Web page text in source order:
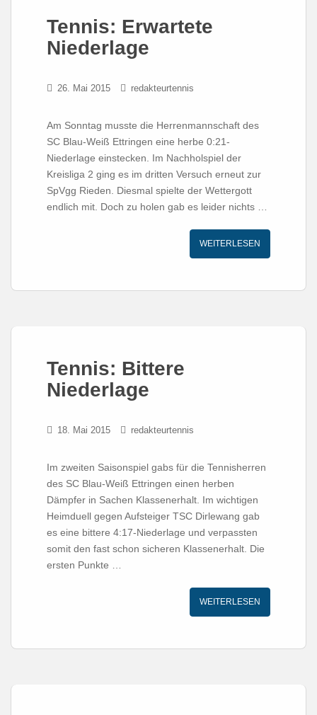
Tennis: Erwartete
Niederlage
26. Mai 2015 redakteurtennis
Am Sonntag musste die Herrenmannschaft des
SC Blau-Weiß Ettringen eine herbe 0:21-
Niederlage einstecken. Im Nachholspiel der
Kreisliga 2 ging es im dritten Versuch erneut zur
SpVgg Rieden. Diesmal spielte der Wettergott
endlich mit. Doch zu holen gab es leider nichts …
WEITERLESEN
Tennis: Bittere
Niederlage
18. Mai 2015 redakteurtennis
Im zweiten Saisonspiel gabs für die Tennisherren
des SC Blau-Weiß Ettringen einen herben
Dämpfer in Sachen Klassenerhalt. Im wichtigen
Heimduell gegen Aufsteiger TSC Dirlewang gab
es eine bittere 4:17-Niederlage und verpassten
somit den fast schon sicheren Klassenerhalt. Die
ersten Punkte …
WEITERLESEN